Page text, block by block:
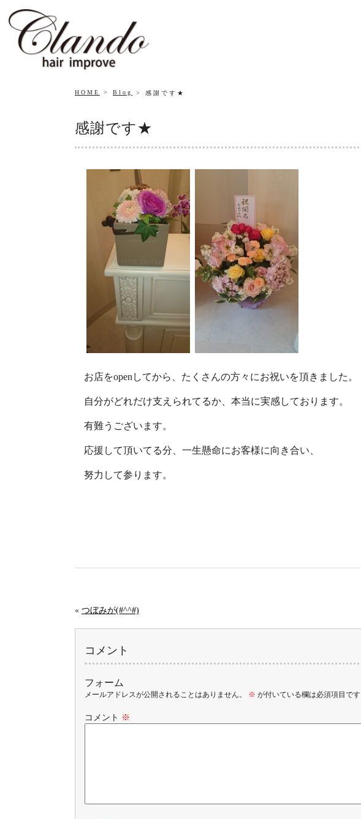
HOME Blog 感謝です★
感謝です★
お店をopenしてから、たくさんの方々にお祝いを頂きました。
自分がどれだけ支えられてるか、本当に実感しております。
有難うございます。
応援して頂いてる分、一生懸命にお客様に向き合い、
努力して参ります。
« つぼみが(#^^#)
コメント
フォーム
メールアドレスが公開されることはありません。 ※ が付いている欄は必須項目です
コメント ※